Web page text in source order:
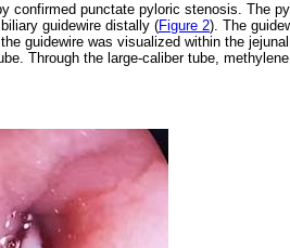
confirmed punctate pyloric stenosis. The
guidewire distally (Figure 2). The
guidewire was visualized within the
Through the large-caliber tube,